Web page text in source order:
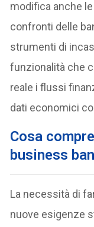
modifica anche
confronti delle
strumenti di
funzionalità che
reale i flussi
dati economici
Cosa
business
La necessità di
nuove esigenze